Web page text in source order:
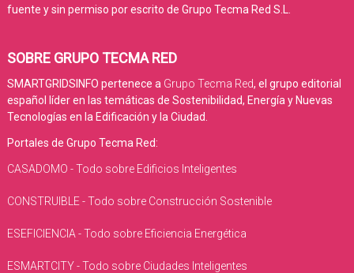
fuente y sin permiso por escrito de Grupo Tecma Red S.L.
SOBRE GRUPO TECMA RED
SMARTGRIDSINFO pertenece a Grupo Tecma Red, el grupo editorial
español líder en las temáticas de Sostenibilidad, Energía y Nuevas
Tecnologías en la Edificación y la Ciudad.
Portales de Grupo Tecma Red:
CASADOMO - Todo sobre Edificios Inteligentes
CONSTRUIBLE - Todo sobre Construcción Sostenible
ESEFICIENCIA - Todo sobre Eficiencia Energética
ESMARTCITY - Todo sobre Ciudades Inteligentes